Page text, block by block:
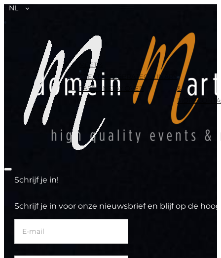
NL
MEET &
CREATE CELEBRATECULINARY
PASSION
STAY OVER
&
MORE
Schrijf je in voor onze nieuwsbrief en blijf op de
Schrijf je in!